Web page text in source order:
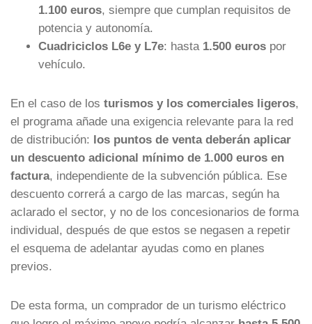
1.100 euros, siempre que cumplan requisitos de
potencia y autonomía.
Cuadriciclos L6e y L7e: hasta 1.500 euros por
vehículo.
En el caso de los turismos y los comerciales ligeros,
el programa añade una exigencia relevante para la red
de distribución: los puntos de venta deberán aplicar
un descuento adicional mínimo de 1.000 euros en
factura, independiente de la subvención pública. Ese
descuento correrá a cargo de las marcas, según ha
aclarado el sector, y no de los concesionarios de forma
individual, después de que estos se negasen a repetir
el esquema de adelantar ayudas como en planes
previos.
De esta forma, un comprador de un turismo eléctrico